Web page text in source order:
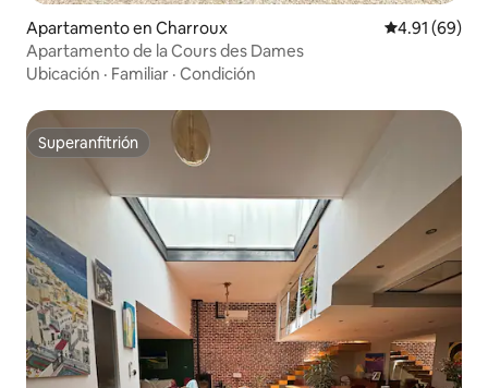
Apartamento en Charroux Calificación
4.91 (69)
Apartamento de la Cours des Dames
Ubicación · Familiar · Condición
Superanfitrión
Superanfitrión